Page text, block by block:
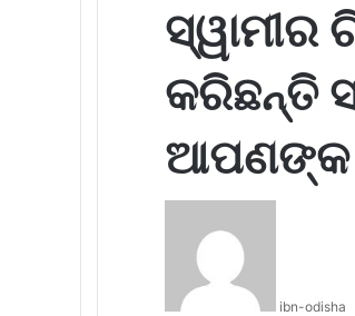
ସ୍ୱାମୀର
କରିଛନ୍ତି
ଆପଣଙ୍କ
ibn-odisha